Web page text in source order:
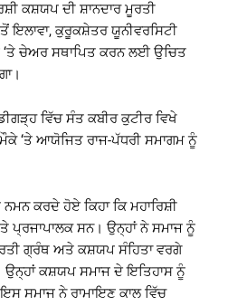
ਕਸ਼ਯਪ ਦੀ ਸ਼ਾਨਦਾਰ ਮੂਰਤੀ
ਇਲਾਵਾ, ਕੁਰੂਕਸ਼ੇਤਰ ਯੂਨੀਵਰਸਿਟੀ
‘ਤੇ ਚੇਅਰ ਸਥਾਪਿਤ ਕਰਨ ਲਈ ਉਚਿਤ
ਵਿੱਚ ਸੰਤ ਕਬੀਰ ਕੁਟੀਰ ਵਿਖੇ
‘ਤੇ ਆਯੋਜਿਤ ਰਾਜ-ਪੱਧਰੀ ਸਮਾਗਮ ਨੂੰ
ਕਰਦੇ ਹੋਏ ਕਿਹਾ ਕਿ ਮਹਾਰਿਸ਼ੀ
ਪ੍ਰਜਾਪਾਲਕ ਸਨ। ਉਨ੍ਹਾਂ ਨੇ ਸਮਾਜ ਨੂੰ
ਗ੍ਰੰਥ ਅਤੇ ਕਸ਼ਯਪ ਸੰਹਿਤਾ ਵਰਗੇ
ਉਨ੍ਹਾਂ ਕਸ਼ਯਪ ਸਮਾਜ ਦੇ ਇਤਿਹਾਸ ਨੂੰ
ਸਮਾਜ ਨੇ ਰਾਮਾਇਣ ਕਾਲ ਵਿੱਚ